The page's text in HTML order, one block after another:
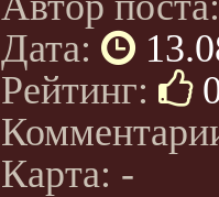
Дата:
Рейтинг:
Карта: -